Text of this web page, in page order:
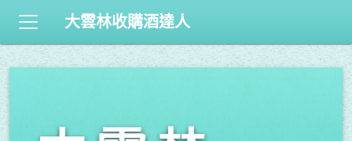
大雲林收購酒達人